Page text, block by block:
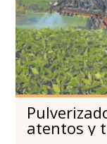
atentos y